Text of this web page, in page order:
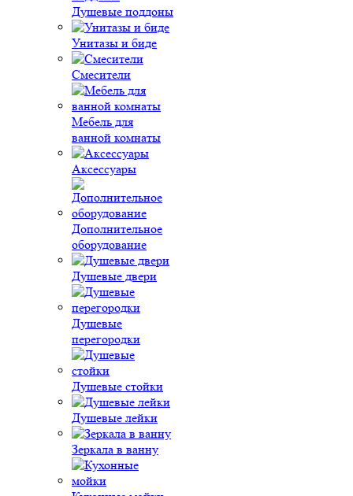
Душевые поддоны
Унитазы и биде
Смесители
Мебель для
ванной комнаты
Аксессуары
Дополнительное
оборудование
Душевые двери
Душевые
перегородки
Душевые стойки
Душевые лейки
Зеркала в ванну